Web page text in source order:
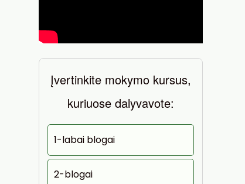
Įvertinkite mokymo kursus,
kuriuose dalyvavote:
1-labai blogai
2-blogai